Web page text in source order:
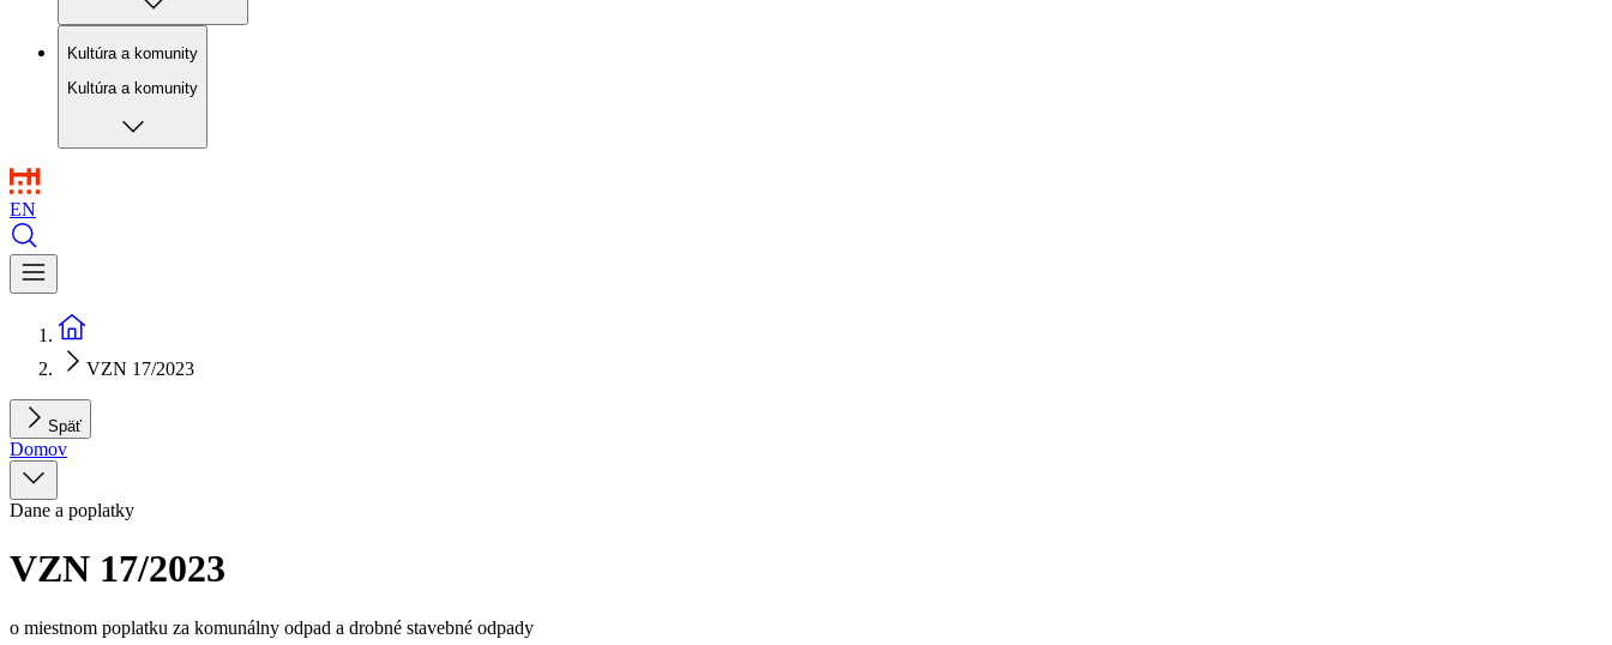
Kultúra a komunity
Kultúra a komunity
EN
VZN 17/2023
Späť
Domov
Dane a poplatky
VZN 17/2023
o miestnom poplatku za komunálny odpad a drobné stavebné odpady